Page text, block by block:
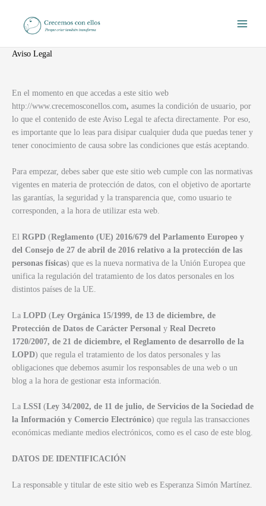
contenido
Aviso Legal
En el momento en que accedas a este sitio web
http://www.crecemosconellos.com, asumes la condición de usuario, por
lo que el contenido de este Aviso Legal te afecta directamente. Por eso,
es importante que lo leas para disipar cualquier duda que puedas tener y
tener conocimiento de causa sobre las condiciones que estás aceptando.
Para empezar, debes saber que este sitio web cumple con las normativas
vigentes en materia de protección de datos, con el objetivo de aportarte
las garantías, la seguridad y la transparencia que, como usuario te
corresponden, a la hora de utilizar esta web.
El RGPD (Reglamento (UE) 2016/679 del Parlamento Europeo y
del Consejo de 27 de abril de 2016 relativo a la protección de las
personas físicas) que es la nueva normativa de la Unión Europea que
unifica la regulación del tratamiento de los datos personales en los
distintos países de la UE.
La LOPD (Ley Orgánica 15/1999, de 13 de diciembre, de
Protección de Datos de Carácter Personal y Real Decreto
1720/2007, de 21 de diciembre, el Reglamento de desarrollo de la
LOPD) que regula el tratamiento de los datos personales y las
obligaciones que debemos asumir los responsables de una web o un
blog a la hora de gestionar esta información.
La LSSI (Ley 34/2002, de 11 de julio, de Servicios de la Sociedad de
la Información y Comercio Electrónico) que regula las transacciones
económicas mediante medios electrónicos, como es el caso de este blog.
DATOS DE IDENTIFICACIÓN
La responsable y titular de este sitio web es Esperanza Simón Martínez.